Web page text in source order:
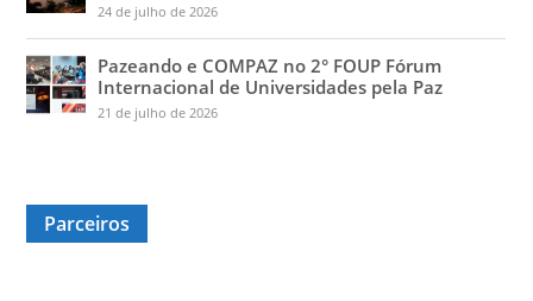
24 de julho de 2026
Pazeando e COMPAZ no 2° FOUP Fórum
Internacional de Universidades pela Paz
21 de julho de 2026
Parceiros